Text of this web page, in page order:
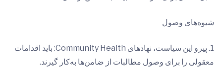
شیوه‌های وصول
1. پیرو این سیاست، نهادهای Community Health: باید اقدامات
معقولی را برای وصول مطالبات از ضامن‌ها به‌کار گیرند.